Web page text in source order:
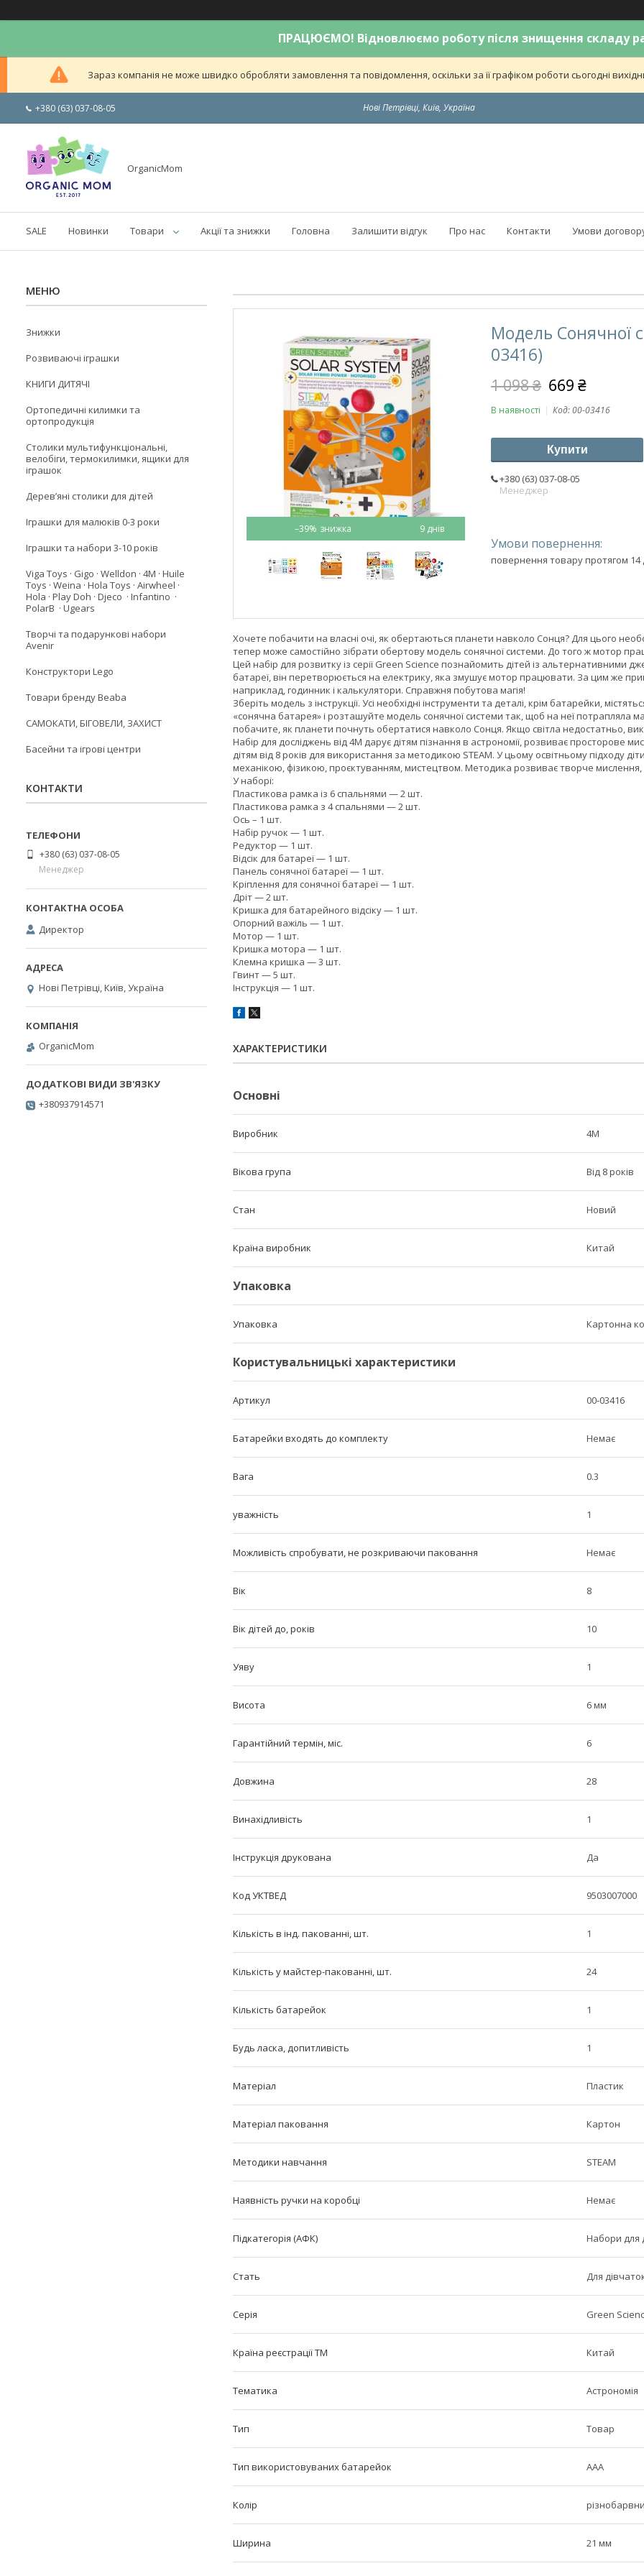
ПРАЦЮЄМО! Відновлюємо роботу після знищення складу
Зараз компанія не може швидко обробляти замовлення та повідомлення, оскільки за її графіком роботи сьогодні
+380 (63) 037-08-05 Нові Петрівці, Київ, Україна
OrganicMom
SALE Новинки Товари Акції та знижки Головна Залишити відгук Про нас Контакти Умови
–39% 9 днів
Модель Сонячної
03416)
1 098 ₴ 669 ₴
В наявності Код:00-03416
Купити
+380 (63) 037-08-05
Менеджер
повернення товару протягом 14
Хочете побачити на власні очі, як обертаються планети навколо Сонця? Для цього
тепер може самостійно зібрати обертову модель сонячної системи. До того ж мотор
Цей набір для розвитку із серії Green Science познайомить дітей із альтернативними
батареї, він перетворюється на електрику, яка змушує мотор працювати. За цим же
наприклад, годинник і калькулятори. Справжня побутова магія!
Зберіть модель з інструкції. Усі необхідні інструменти та деталі, крім батарейки,
«сонячна батарея» і розташуйте модель сонячної системи так, щоб на неї потрапляла
побачите, як планети почнуть обертатися навколо Сонця. Якщо світла недостатньо,
Набір для досліджень від 4М дарує дітям пізнання в астрономії, розвиває просторове
дітям від 8 років для використання за методикою STEAM. У цьому освітньому підходу
механікою, фізикою, проєктуванням, мистецтвом. Методика розвиває творче
У наборі:
Пластикова рамка із 6 спальнями — 2 шт.
Пластикова рамка з 4 спальнями — 2 шт.
Ось – 1 шт.
Набір ручок — 1 шт.
Редуктор — 1 шт.
Відсік для батареї — 1 шт.
Панель сонячної батареї — 1 шт.
Кріплення для сонячної батареї — 1 шт.
Дріт — 2 шт.
Кришка для батарейного відсіку — 1 шт.
Опорний важіль — 1 шт.
Мотор — 1 шт.
Кришка мотора — 1 шт.
Клемна кришка — 3 шт.
Гвинт — 5 шт.
Інструкція — 1 шт.
ХАРАКТЕРИСТИКИ
Основні
Виробник 4M
Вікова група Від 8 років
Стан Новий
Країна виробник Китай
Упаковка
Упаковка Картонна
Користувальницькі характеристики
Артикул 00-03416
Батарейки входять до комплекту Немає
Вага 0.3
уважність 1
Можливість спробувати, не розкриваючи паковання Немає
Вік 8
Вік дітей до, років 10
Уяву 1
Висота 6 мм
Гарантійний термін, міс. 6
Довжина 28
Винахідливість 1
Інструкція друкована Да
Код УКТВЕД 9503007000
Кількість в інд. пакованні, шт. 1
Кількість у майстер-пакованні, шт. 24
Кількість батарейок 1
Будь ласка, допитливість 1
Матеріал Пластик
Матеріал паковання Картон
Методики навчання STEAM
Наявність ручки на коробці Немає
Підкатегорія (АФК) Набори для
Стать Для
Серія Green
Країна реєстрації ТМ Китай
Тематика Астрономія
Тип Товар
Тип використовуваних батарейок AAA
Колір
Ширина 21 мм
Знижки
Розвиваючі іграшки
КНИГИ ДИТЯЧІ
Ортопедичні килимки та
ортопродукція
Столики мультифункціональні,
велобіги, термокилимки, ящики для
іграшок
Деревʼяні столики для дітей
Іграшки для малюків 0-3 роки
Іграшки та набори 3-10 років
Viga Toys · Gigo · Welldon · 4M · Huile
Toys · Weina · Hola Toys · Airwheel ·
Hola · Play Doh · Djeco · Infantino ·
PolarB · Ugears
Творчі та подарункові набори
Avenir
Конструктори Lego
Товари бренду Beaba
САМОКАТИ, БІГОВЕЛИ, ЗАХИСТ
Басейни та ігрові центри
КОНТАКТИ
+380 (63) 037-08-05
Менеджер
Директор
Нові Петрівці, Київ, Україна
OrganicMom
+380937914571